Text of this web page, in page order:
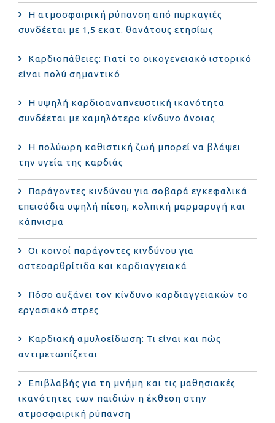
Η ατμοσφαιρική ρύπανση από πυρκαγιές
συνδέεται με 1,5 εκατ. θανάτους ετησίως
Καρδιοπάθειες: Γιατί το οικογενειακό ιστορικό
είναι πολύ σημαντικό
Η υψηλή καρδιοαναπνευστική ικανότητα
συνδέεται με χαμηλότερο κίνδυνο άνοιας
Η πολύωρη καθιστική ζωή μπορεί να βλάψει
την υγεία της καρδιάς
Παράγοντες κινδύνου για σοβαρά εγκεφαλικά
επεισόδια υψηλή πίεση, κολπική μαρμαρυγή και
κάπνισμα
Οι κοινοί παράγοντες κινδύνου για
οστεοαρθρίτιδα και καρδιαγγειακά
Πόσο αυξάνει τον κίνδυνο καρδιαγγειακών το
εργασιακό στρες
Καρδιακή αμυλοείδωση: Τι είναι και πώς
αντιμετωπίζεται
Επιβλαβής για τη μνήμη και τις μαθησιακές
ικανότητες των παιδιών η έκθεση στην
ατμοσφαιρική ρύπανση